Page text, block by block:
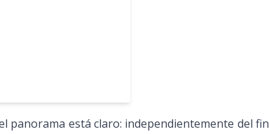
panorama está claro: independientemente del fin